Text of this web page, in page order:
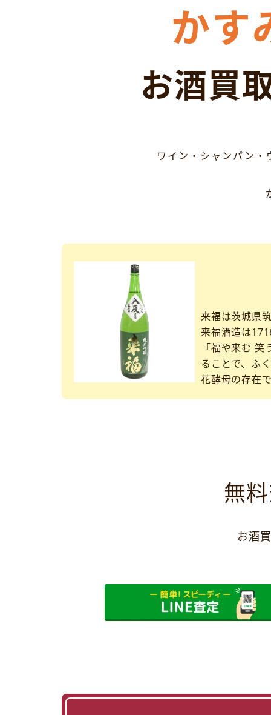
かす
お酒買
ワイン・シャンパン
来福は茨城県
来福酒造は
「福や来む
ることで、ふ
花酵母の存在
無
お酒